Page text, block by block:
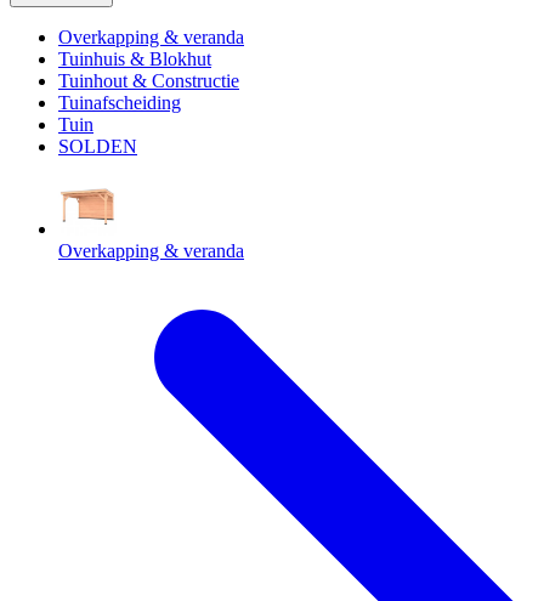
Overkapping & veranda
Tuinhuis & Blokhut
Tuinhout & Constructie
Tuinafscheiding
Tuin
SOLDEN
Overkapping & veranda